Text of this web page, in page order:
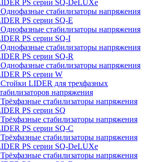
PS серии SQ-DeLUXe
стабилизаторы напряжения
PS серии SQ-E
стабилизаторы напряжения
PS серии SQ-I
стабилизаторы напряжения
PS серии SQ-R
стабилизаторы напряжения
PS серии W
LIDER для трехфазных
напряжения
стабилизаторы напряжения
PS серии SQ
стабилизаторы напряжения
PS серии SQ-C
стабилизаторы напряжения
PS серии SQ-DeLUXe
стабилизаторы напряжения